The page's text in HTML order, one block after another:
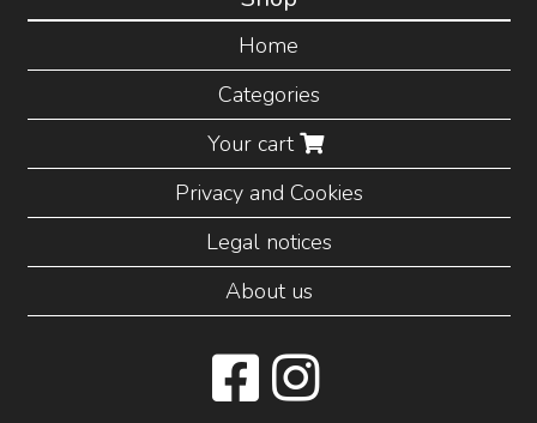
Home
Categories
Your cart
Privacy and Cookies
Legal notices
About us